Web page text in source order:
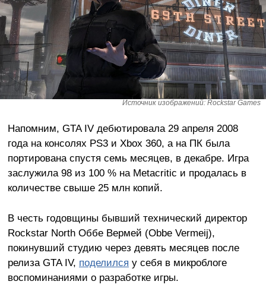
Источник изображений: Rockstar Games
Напомним, GTA IV дебютировала 29 апреля 2008
года на консолях PS3 и Xbox 360, а на ПК была
портирована спустя семь месяцев, в декабре. Игра
заслужила 98 из 100 % на Metacritic и продалась в
количестве свыше 25 млн копий.
В честь годовщины бывший технический директор
Rockstar North Оббе Вермей (Obbe Vermeij),
покинувший студию через девять месяцев после
релиза GTA IV, поделился у себя в микроблоге
воспоминаниями о разработке игры.